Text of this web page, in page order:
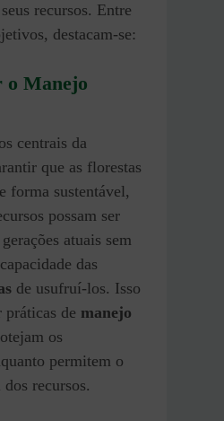
recursos. Entre
destacam-se:
o Manejo
centrais da
que as florestas
forma sustentável,
possam ser
atuais sem
das
de usufruí-los. Isso
de manejo
os
permitem o
recursos.